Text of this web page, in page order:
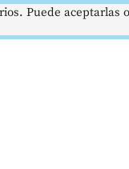
Puede aceptarlas